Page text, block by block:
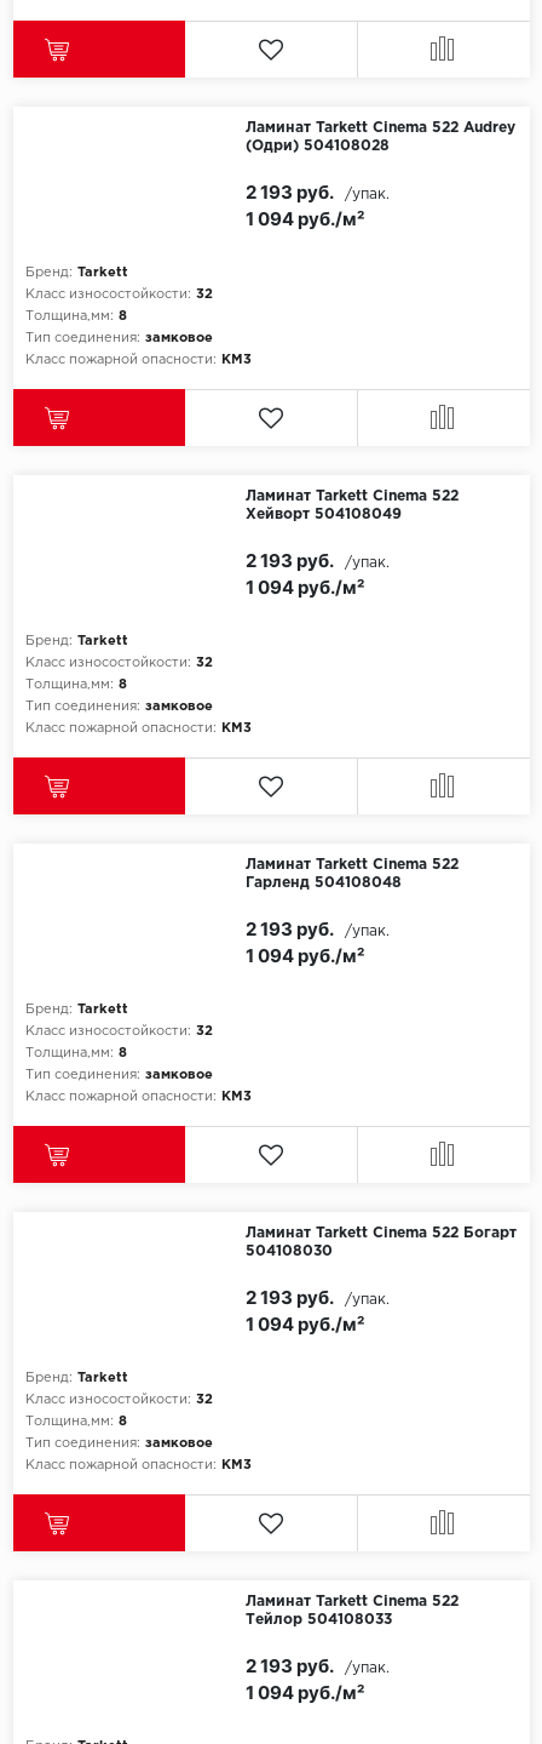
Floor Click
IVC Group
Juteks
KDF
Lucky Floor
Moduleo
Ламинат Tarkett Cinema 522 Audrey
(Одри) 504108028
Бренд: Tarkett
Класс износостойкости: 32
Толщина,мм: 8
Тип соединения: замковое
Класс пожарной опасности:
КМ3
1 094 руб./м²
2 193 руб. /упак.
Ламинат Tarkett Cinema 522
Хейворт 504108049
Бренд: Tarkett
Класс износостойкости: 32
Толщина,мм: 8
Тип соединения: замковое
Класс пожарной опасности:
КМ3
1 094 руб./м²
2 193 руб. /упак.
Ламинат Tarkett Cinema 522
Гарленд 504108048
Бренд: Tarkett
Класс износостойкости: 32
Толщина,мм: 8
Тип соединения: замковое
Класс пожарной опасности:
КМ3
1 094 руб./м²
2 193 руб. /упак.
Ламинат Tarkett Cinema 522 Богарт
504108030
Бренд: Tarkett
Класс износостойкости: 32
Толщина,мм: 8
Тип соединения: замковое
Класс пожарной опасности:
КМ3
1 094 руб./м²
2 193 руб. /упак.
Ламинат Tarkett Cinema 522
Тейлор 504108033
1 094 руб./м²
2 193 руб. /упак.